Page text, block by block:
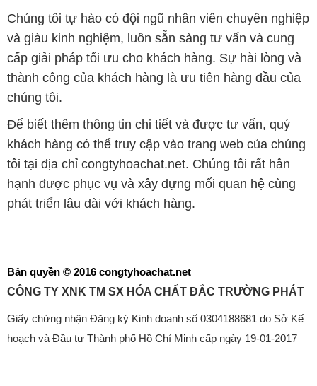
Chúng tôi tự hào có đội ngũ nhân viên chuyên nghiệp
và giàu kinh nghiệm, luôn sẵn sàng tư vấn và cung
cấp giải pháp tối ưu cho khách hàng. Sự hài lòng và
thành công của khách hàng là ưu tiên hàng đầu của
chúng tôi.
Để biết thêm thông tin chi tiết và được tư vấn, quý
khách hàng có thể truy cập vào trang web của chúng
tôi tại địa chỉ congtyhoachat.net. Chúng tôi rất hân
hạnh được phục vụ và xây dựng mối quan hệ cùng
phát triển lâu dài với khách hàng.
Bản quyền © 2016 congtyhoachat.net
CÔNG TY XNK TM SX HÓA CHẤT ĐẮC TRƯỜNG PHÁT
Giấy chứng nhận Đăng ký Kinh doanh số 0304188681 do Sở Kế
hoạch và Đầu tư Thành phố Hồ Chí Minh cấp ngày 19-01-2017